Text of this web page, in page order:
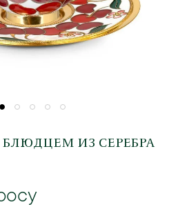
ИЗ СЕРЕБРА